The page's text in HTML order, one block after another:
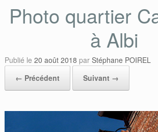
Photo quartier
à Albi
Publié le 20 août 2018 par Stéphane POIREL
← Précédent
Suivant →